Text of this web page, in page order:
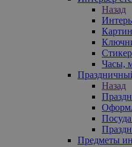
Назад
Часы,
Назад
Предметы